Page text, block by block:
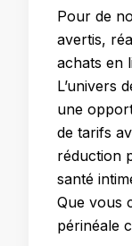
Pour de
avertis,
achats en
L’univers
une
de tarifs
réduction
santé
Que vous
périnéale